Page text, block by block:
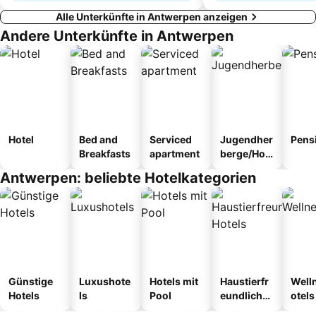
Alle Unterkünfte in Antwerpen anzeigen
Andere Unterkünfte in Antwerpen
Hotel
Bed and
Breakfasts
Serviced
apartment
Jugendher
berge/Hos
Antwerpen: beliebte Hotelkategorien
Günstige
Hotels
Luxushote
ls
Hotels mit
Pool
Haustierfr
eundliche
otels